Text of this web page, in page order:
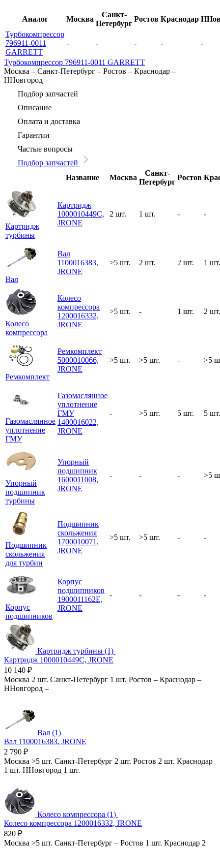
Аналог Москва
Санкт-
Петербург
Ростов Краснодар
Турбокомпрессор
796911-0011
GARRETT
- - - - -
Турбокомпрессор 796911-0011 GARRETT
Москва – Санкт-Петербург – Ростов – Краснодар –
ННовгород –
Подбор запчастей
Описание
Оплата и доставка
Гарантии
Частые вопросы
Подбор запчастей
Название
Москва
Санкт-
Петербург
Ростов
Картридж
турбины
Картридж
1000010449C,
JRONE
2 шт. 1 шт. - -
Вал
Вал
1100016383,
JRONE
>5 шт. 2 шт. 2 шт. 1 шт.
Колесо
компрессора
Колесо
компрессора
1200016332,
JRONE
>5 шт. - 1 шт. 2 шт.
Ремкомплект
Ремкомплект
5000010066,
JRONE
>5 шт. >5 шт. - >5
Газомаслянное
уплотнение
ГМУ
Газомаслянное
уплотнение
ГМУ
1400016022,
JRONE
- >5 шт. 5 шт. 5 шт.
Упорный
подшипник
турбины
Упорный
подшипник
1600011008,
JRONE
- - - >5
Подшипник
скольжения
для турбин
Подшипник
скольжения
1700010071,
JRONE
>5 шт. >5 шт. - -
Корпус
подшипников
Корпус
подшипников
1900011162E,
JRONE
- - - -
Картридж турбины (1)
Картридж 1000010449C, JRONE
10 140 ₽
Москва 2 шт. Санкт-Петербург 1 шт. Ростов – Краснодар –
ННовгород –
Вал (1)
Вал 1100016383, JRONE
2 790 ₽
Москва >5 шт. Санкт-Петербург 2 шт. Ростов 2 шт. Краснодар
1 шт. ННовгород 1 шт.
Колесо компрессора (1)
Колесо компрессора 1200016332, JRONE
820 ₽
Москва >5 шт. Санкт-Петербург – Ростов 1 шт. Краснодар 2